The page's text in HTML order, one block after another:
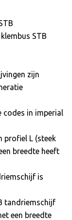
STB
zijn
codes in imperial
profiel L (steek
breedte heeft
is
tandriemschijf
een breedte